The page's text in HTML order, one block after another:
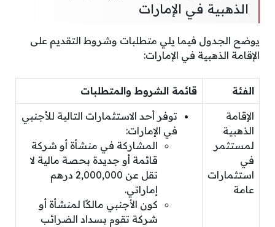
الذهبية في الإمارات
يوضح الجدول فيما يلي متطلبات وشروط التقديم على
الإقامة الذهبية في الإمارات:
الفئة قائمة الشروط والمتطلبات
الإقامة
الذهبية
لمستثمر
في
استثمارات
عامة
توفر أحد الاستثمارات التالية للأجنبي
في الإمارات:
المشاركة في منشأة أو شركة
قائمة أو جديدة بحصة مالية لا
تقل عن 2,000,000 درهم
إماراتي.
كون الأجنبي مالكًا لمنشأة أو
شركة تقوم بسداد الضرائب